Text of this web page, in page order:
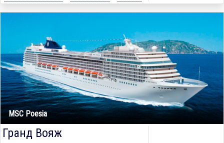
MSC Poesia
Гранд Вояж